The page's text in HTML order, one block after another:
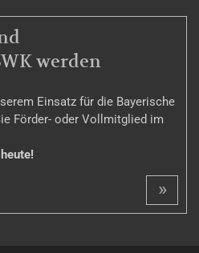
werden
Einsatz für die Bayerische
Förder- oder Vollmitglied im
»